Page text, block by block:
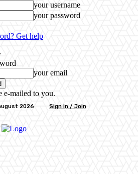
your username
your password
Get help
your email
e-mailed to you.
2026 Sign in / Join